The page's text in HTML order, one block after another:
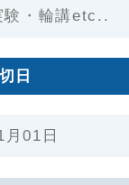
日